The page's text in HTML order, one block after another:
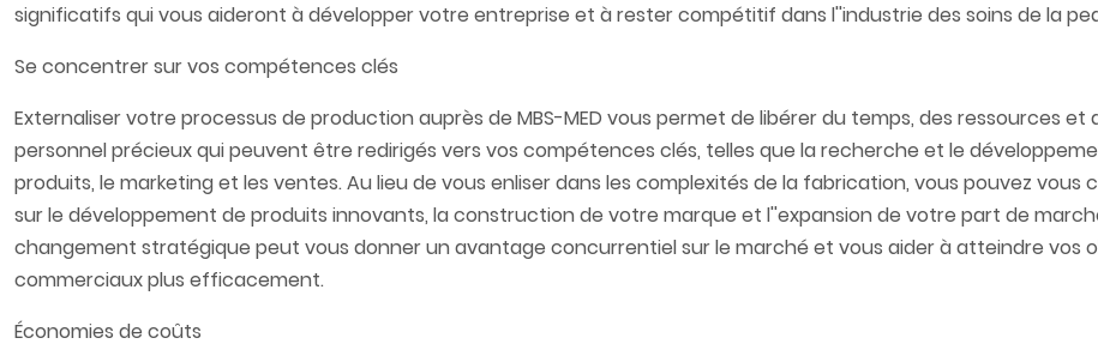
significatifs qui vous aideront à développer votre entreprise et à rester compétitif dans l''industrie des soins de la
Se concentrer sur vos compétences clés​
Externaliser votre processus de production auprès de MBS-MED vous permet de libérer du temps, des ressources et
personnel précieux qui peuvent être redirigés vers vos compétences clés, telles que la recherche et le
produits, le marketing et les ventes. Au lieu de vous enliser dans les complexités de la fabrication, vous pouvez vous
sur le développement de produits innovants, la construction de votre marque et l''expansion de votre part de
changement stratégique peut vous donner un avantage concurrentiel sur le marché et vous aider à atteindre vos
commerciaux plus efficacement.​
Économies de coûts​